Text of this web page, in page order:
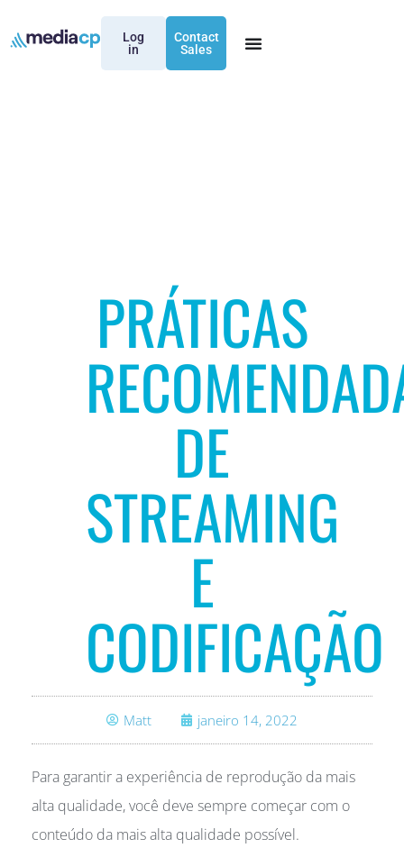
Log
in
Contact
Sales
PRÁTICAS
DE
STREAMING
E
CODIFICAÇÃO
Matt janeiro 14, 2022
Para garantir a experiência de reprodução da mais
alta qualidade, você deve sempre começar com o
conteúdo da mais alta qualidade possível.